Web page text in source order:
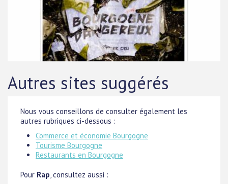
Autres sites suggérés
Nous vous conseillons de consulter également les
autres rubriques ci-dessous :
Commerce et économie Bourgogne
Tourisme Bourgogne
Restaurants en Bourgogne
Pour Rap, consultez aussi :